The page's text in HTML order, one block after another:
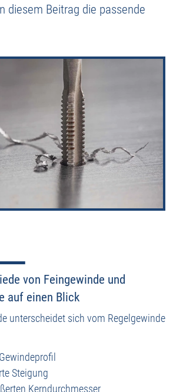
diesem Beitrag die passende
von Feingewinde und
auf einen Blick
unterscheidet sich vom Regelgewinde
Steigung
Kerndurchmesser